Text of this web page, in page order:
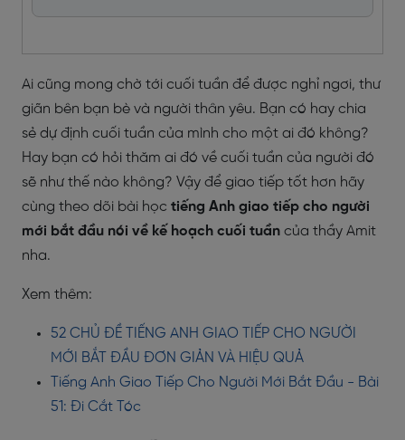
Ai cũng mong chờ tới cuối tuần để được nghỉ ngơi, thư
giãn bên bạn bè và người thân yêu. Bạn có hay chia
sẻ dự định cuối tuần của mình cho một ai đó không?
Hay bạn có hỏi thăm ai đó về cuối tuần của người đó
sẽ như thế nào không? Vậy để giao tiếp tốt hơn hãy
cùng theo dõi bài học tiếng Anh giao tiếp cho người
mới bắt đầu nói về kế hoạch cuối tuần của thầy Amit
nha.
Xem thêm:
52 CHỦ ĐỀ TIẾNG ANH GIAO TIẾP CHO NGƯỜI
MỚI BẮT ĐẦU ĐƠN GIẢN VÀ HIỆU QUẢ
Tiếng Anh Giao Tiếp Cho Người Mới Bắt Đầu - Bài
51: Đi Cắt Tóc